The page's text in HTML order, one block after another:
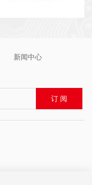
新闻中心
订 阅